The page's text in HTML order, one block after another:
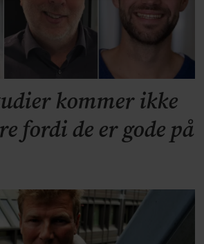
kommer ikke
fordi de er gode på